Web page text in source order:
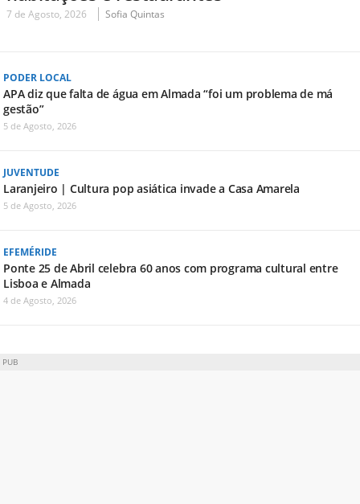
7 de Agosto, 2026 Sofia Quintas
PODER LOCAL
APA diz que falta de água em Almada “foi um problema de má
gestão”
5 de Agosto, 2026
JUVENTUDE
Laranjeiro | Cultura pop asiática invade a Casa Amarela
5 de Agosto, 2026
EFEMÉRIDE
Ponte 25 de Abril celebra 60 anos com programa cultural entre
Lisboa e Almada
4 de Agosto, 2026
PUB